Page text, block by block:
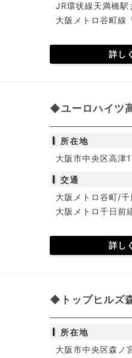
JR環状線天満橋駅
大阪メトロ谷町線
詳し
◆ユーロハイ
所在地
大阪市中央区高津
交通
大阪メトロ谷町/
大阪メトロ千日前
詳し
◆トップヒルズ
所在地
大阪市中央区森ノ